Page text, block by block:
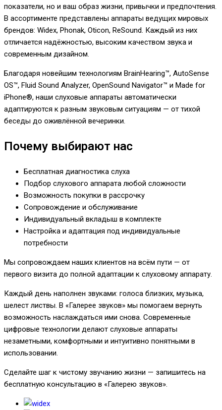
показатели, но и ваш образ жизни, привычки и предпочтения.
В ассортименте представлены аппараты ведущих мировых
брендов: Widex, Phonak, Oticon, ReSound. Каждый из них
отличается надёжностью, высоким качеством звука и
современным дизайном.
Благодаря новейшим технологиям BrainHearing™, AutoSense
OS™, Fluid Sound Analyzer, OpenSound Navigator™ и Made for
iPhone®, наши слуховые аппараты автоматически
адаптируются к разным звуковым ситуациям — от тихой
беседы до оживлённой вечеринки.
Почему выбирают нас
Бесплатная диагностика слуха
Подбор слухового аппарата любой сложности
Возможность покупки в рассрочку
Сопровождение и обслуживание
Индивидуальный вкладыш в комплекте
Настройка и адаптация под индивидуальные
потребности
Мы сопровождаем наших клиентов на всём пути — от
первого визита до полной адаптации к слуховому аппарату.
Каждый день наполнен звуками: голоса близких, музыка,
шелест листвы. В «Галерее звуков» мы помогаем вернуть
возможность наслаждаться ими снова. Современные
цифровые технологии делают слуховые аппараты
незаметными, комфортными и интуитивно понятными в
использовании.
Сделайте шаг к чистому звучанию жизни — запишитесь на
бесплатную консультацию в «Галерею звуков».